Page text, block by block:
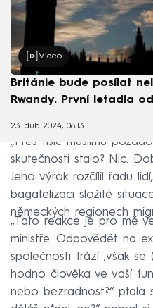
Video
Británie bude posílat
Rwandy. První letadla
23. dub 2024, 08:13
„Přes tisíc muslimů
skutečnosti stalo? Nic.
Jeho výrok rozčílil řadu
bagatelizaci složité
německých regionech
„Tato reakce je pro mě
ministře. Odpovědět na
společnosti frází ‚však se
hodno člověka ve vaší
nebo bezradnost?“ ptala